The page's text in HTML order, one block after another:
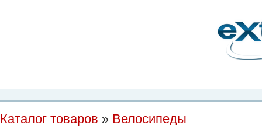
Каталог товаров » Велосипеды